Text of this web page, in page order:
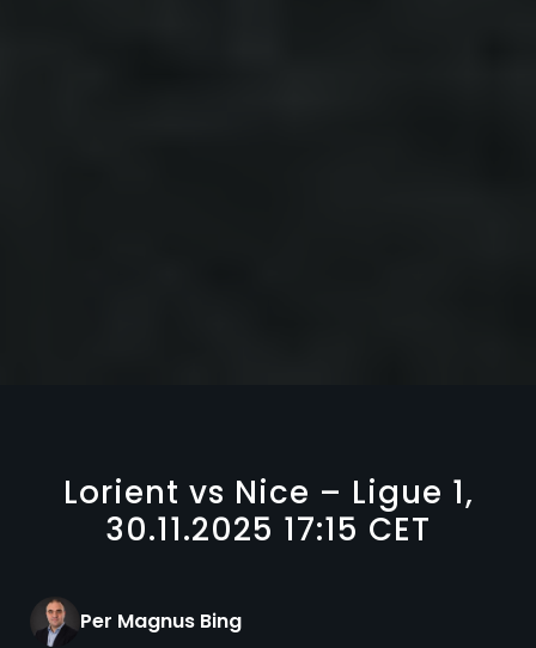
Lorient vs Nice – Ligue 1,
30.11.2025 17:15 CET
Per Magnus Bing